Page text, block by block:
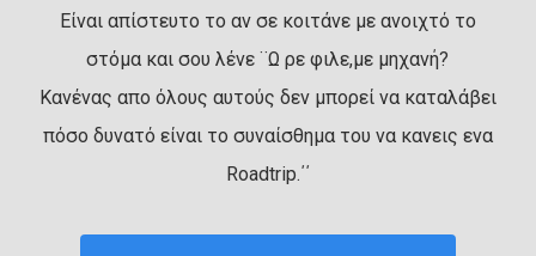
Είναι απίστευτο το αν σε κοιτάνε με ανοιχτό το
στόμα και σου λένε ¨Ω ρε φιλε,με μηχανή?
Κανένας απο όλους αυτούς δεν μπορεί να καταλάβει
πόσο δυνατό είναι το συναίσθημα του να κανεις ενα
Roadtrip.΄΄